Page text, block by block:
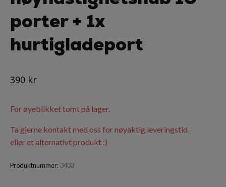
porter + 1x
hurtigladeport
390 kr
For øyeblikket tomt på lager.
Ta gjerne kontakt med oss for nøyaktig leveringstid
eller et alternativt produkt :)
Produktnummer: 3403